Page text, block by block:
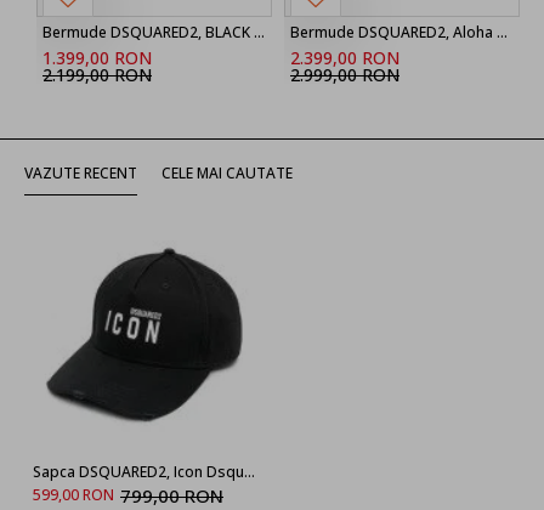
Bermude DSQUARED2, BLACK ‘Marine’ denim shorts
1.399,00 RON
2.199,00 RON
Bermude DSQUARED2, Aloha Souvenir Boxer Shorts
2.399,00 RON
2.999,00 RON
VAZUTE RECENT CELE MAI CAUTATE
Sapca DSQUARED2, Icon Dsquared2, Neagra
599,00 RON 799,00 RON